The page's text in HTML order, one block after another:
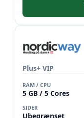
Plus+ VIP
RAM / CPU
5 GB / 5 Cores
SIDER
Ubegrænset